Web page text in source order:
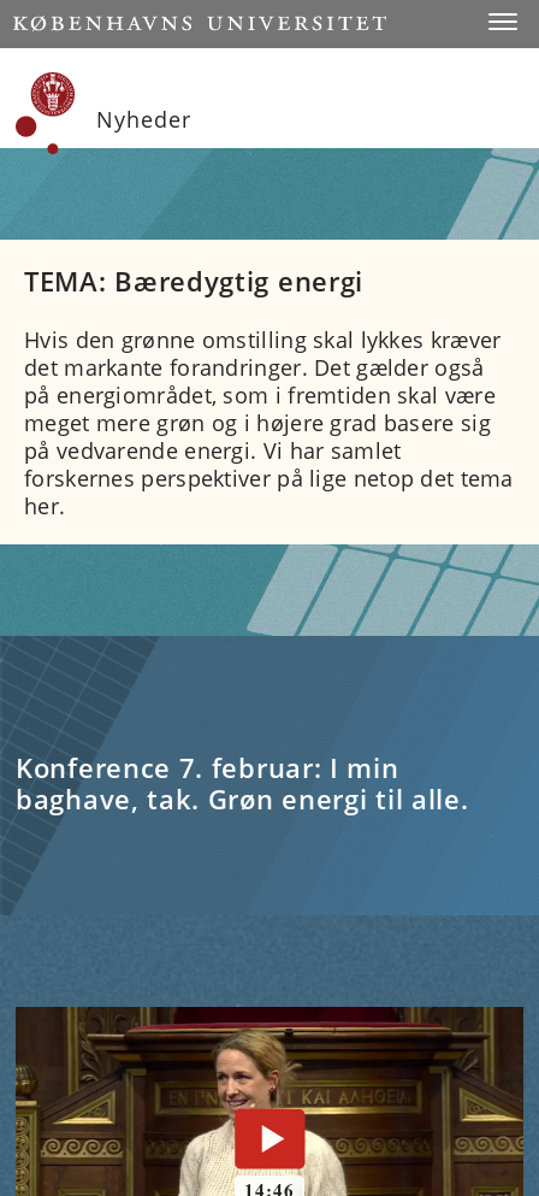
Start
Nyheder
TEMA: Bæredygtig energi
Hvis den grønne omstilling skal lykkes kræver
det markante forandringer. Det gælder også
på energiområdet, som i fremtiden skal være
meget mere grøn og i højere grad basere sig
på vedvarende energi. Vi har samlet
forskernes perspektiver på lige netop det tema
her.
Konference 7. februar: I min
baghave, tak. Grøn energi til alle.